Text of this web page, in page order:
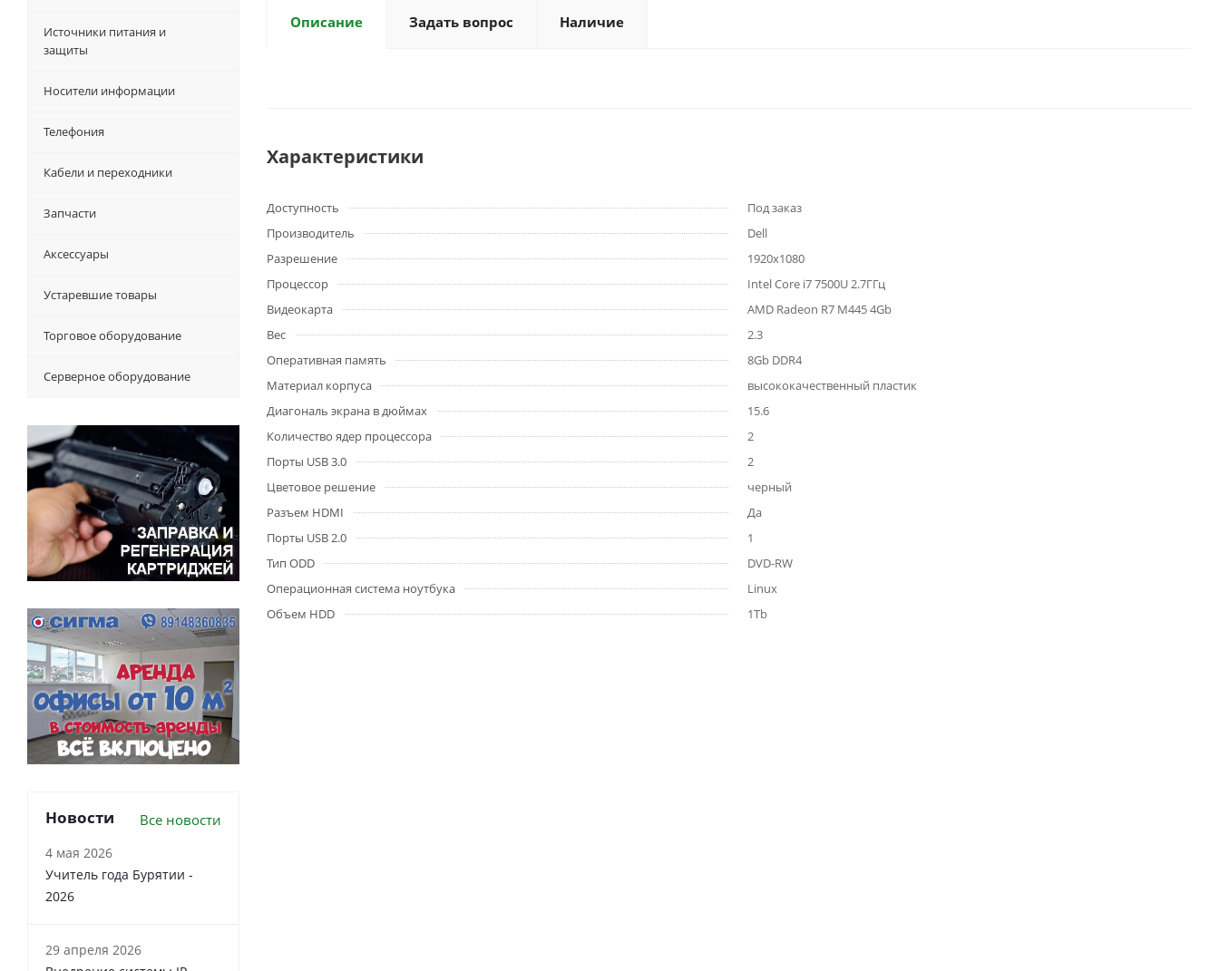
Описание Задать вопрос Наличие
Характеристики
Доступность
Под заказ
Производитель
Dell
Разрешение
1920x1080
Процессор
Intel Core i7 7500U 2.7ГГц
Видеокарта
AMD Radeon R7 M445 4Gb
Вес
2.3
Оперативная память
8Gb DDR4
Материал корпуса
высококачественный пластик
Диагональ экрана в дюймах
15.6
Количество ядер процессора
2
Порты USB 3.0
2
Цветовое решение
черный
Разъем HDMI
Да
Порты USB 2.0
1
Тип ODD
DVD-RW
Операционная система ноутбука
Linux
Объем HDD
1Tb
Источники питания и
защиты
Носители информации
Телефония
Кабели и переходники
Запчасти
Аксессуары
Устаревшие товары
Торговое оборудование
Серверное оборудование
Новости Все новости
4 мая 2026
Учитель года Бурятии -
2026
29 апреля 2026